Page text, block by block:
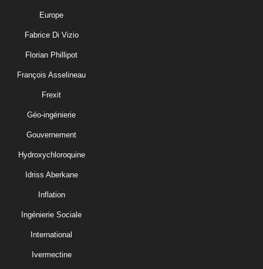
Europe
Fabrice Di Vizio
Florian Phillipot
François Asselineau
Frexit
Géo-ingénierie
Gouvernement
Hydroxychloroquine
Idriss Aberkane
Inflation
Ingénierie Sociale
International
Ivermectine